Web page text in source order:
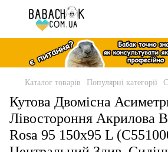
Каталог товарів Популярні категорії
Кутова Двомісна
Лівостороння Акрилова
Rosa 95 150x95 L